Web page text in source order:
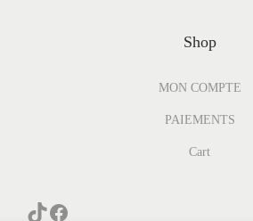
Shop
MON COMPTE
PAIEMENTS
Cart